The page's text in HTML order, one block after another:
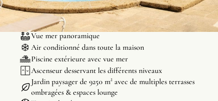
Dolce Vita propose un art de vivre méditerranéen sophistiqué, où
chaque équipement a été pensé pour le confort et la convivialité.
Vue mer panoramique
Air conditionné dans toute la maison
Piscine extérieure avec vue mer
Ascenseur desservant les différents niveaux
Jardin paysager de 9250 m² avec de multiples terrasses
ombragées & espaces lounge